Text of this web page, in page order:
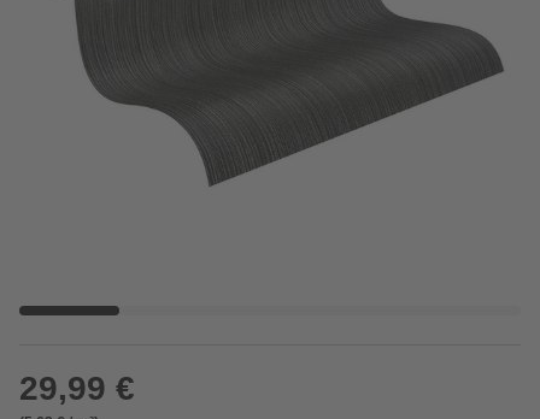
29,99 €